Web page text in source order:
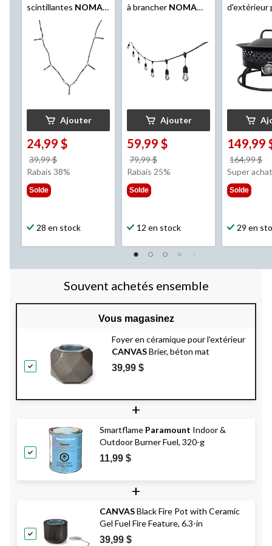
scintillantes NOMA,
blanc chaud,
intérieur/extérieur, 25
m
Ajouter
24,99 $
39,99 $
était
Rabais 38%
Solde
28 en stock
à brancher NOMA
chaud, 9,1 m
Ajouter
59,99 $
79,99 $
était
Rabais 25%
Solde
12 en stock
d'extérieur
Living, 54
149,99
164,99 $
Super achat
Solde
29 en
Souvent achetés ensemble
Vous magasinez
Foyer en céramique pour l'extérieur
CANVASBrier, béton mat
39,99 $
+
Smartflame Paramount Indoor &
Outdoor Burner Fuel, 320-g
11,99 $
+
CANVASBlack Fire Pot with Ceramic
Gel Fuel Fire Feature, 6.3-in
39,99 $